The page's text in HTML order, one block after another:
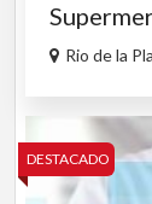
Rio de la
DESTACADO